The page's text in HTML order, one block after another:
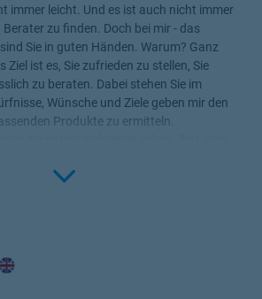
immer leicht. Und es ist auch nicht immer
zu finden. Doch bei mir - das
Sie in guten Händen. Warum? Ganz
Ziel ist es, Sie zufrieden zu stellen, Sie
zu beraten. Dabei stehen Sie im
Wünsche und Ziele geben mir den
Produkte zu ermitteln.
für alle Fragen rund um das
Click to